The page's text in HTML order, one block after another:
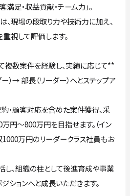
満足・収益貢献・チーム力」。
、現場の段取り力や技術力に加え、
視して評価します。
複数案件を経験し、実績に応じて**
）→ 部長（リーダー）へとステップア
約・顧客対応を含めた案件獲得、采
円〜800万円を目指せます。（イン
1000万円のリーダークラス社員もお
し、組織の柱として後進育成や事業
ションへと成長いただきます。